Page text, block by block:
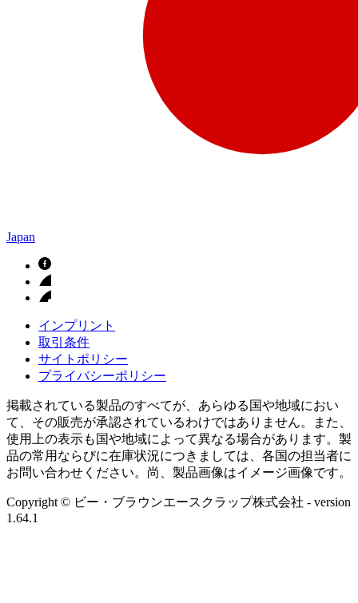
Japan
インプリント
取引条件
サイトポリシー
プライバシーポリシー
掲載されている製品のすべてが、あらゆる国や地域におい
て、その販売が承認されているわけではありません。また、
使用上の表示も国や地域によって異なる場合があります。製
品の常用ならびに在庫状況につきましては、各国の担当者に
お問い合わせください。尚、製品画像はイメージ画像です。
Copyright © ビー・ブラウンエースクラップ株式会社 - version
1.64.1